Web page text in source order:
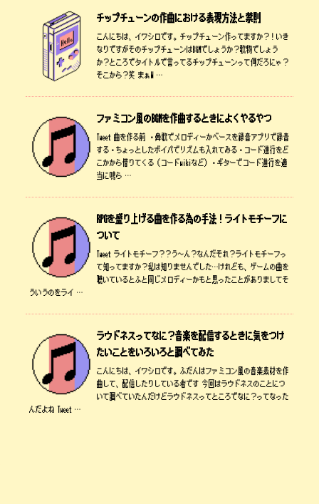
チップチューンの作曲における表現方法と禁則
こんにちは、イワシロです。チップチューン作ってますか？！いき
なりですがそのチップチューンはBGMでしょうか？歌物でしょう
か？ところでタイトルで言ってるチップチューンって何だろにゃ？
そこから？笑 まぁW …
ファミコン風のBGMを作曲するときによくやるやつ
Tweet 曲を作る前 ・鼻歌でメロディーかベースを録音アプリで録音
する・ちょっとしたボイパでリズムも入れてみる・コード進行をど
こかから借りてくる（コードwikiなど）・ギターでコード進行を適
当に鳴ら …
RPGを盛り上げる曲を作る為の手法！ライトモチーフに
ついて
Tweet ライトモチーフ？？う～ん？なんだそれ？ライトモチーフっ
て知ってますか？私は知りませんでした…けれども、ゲームの曲を
聴いているとふと同じメロディーかもと思ったことがありましてそ
ういうのをライ …
ラウドネスってなに？音楽を配信するときに気をつけ
たいことをいろいろと調べてみた
こんにちは、イワシロです。ふだんはファミコン風の音楽素材を作
曲して、配信したりしている者です 今回はラウドネスのことにつ
いて調べていたんだけどラウドネスってところでなに？ってなった
んだよね Tweet …